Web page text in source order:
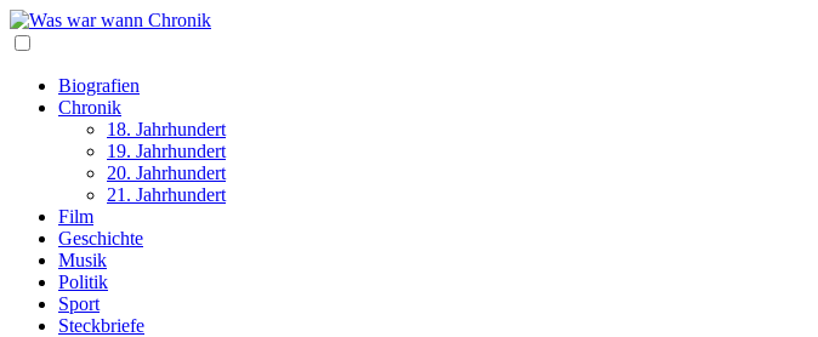
Biografien
Chronik
18. Jahrhundert
19. Jahrhundert
20. Jahrhundert
21. Jahrhundert
Film
Geschichte
Musik
Politik
Sport
Steckbriefe